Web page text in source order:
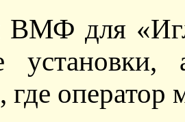
для
где оператор